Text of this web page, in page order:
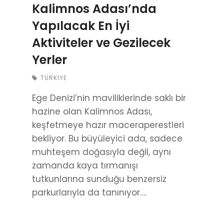
Kalimnos Adası’nda
Yapılacak En İyi
Aktiviteler ve Gezilecek
Yerler
TÜRKIYE
Ege Denizi’nin maviliklerinde saklı bir
hazine olan Kalimnos Adası,
keşfetmeye hazır maceraperestleri
bekliyor. Bu büyüleyici ada, sadece
muhteşem doğasıyla değil, aynı
zamanda kaya tırmanışı
tutkunlarına sunduğu benzersiz
parkurlarıyla da tanınıyor….